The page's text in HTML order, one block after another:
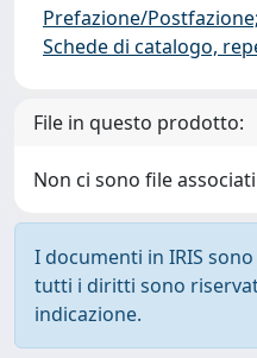
Prefazione/
Schede di catalogo,
File in questo prodotto:
Non ci sono file
I documenti in IRIS
tutti i diritti sono
indicazione.